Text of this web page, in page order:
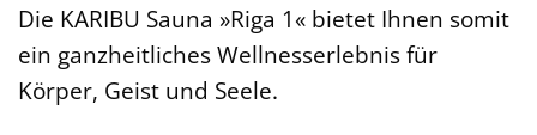
Die KARIBU Sauna »Riga 1« bietet Ihnen somit
ein ganzheitliches Wellnesserlebnis für
Körper, Geist und Seele.